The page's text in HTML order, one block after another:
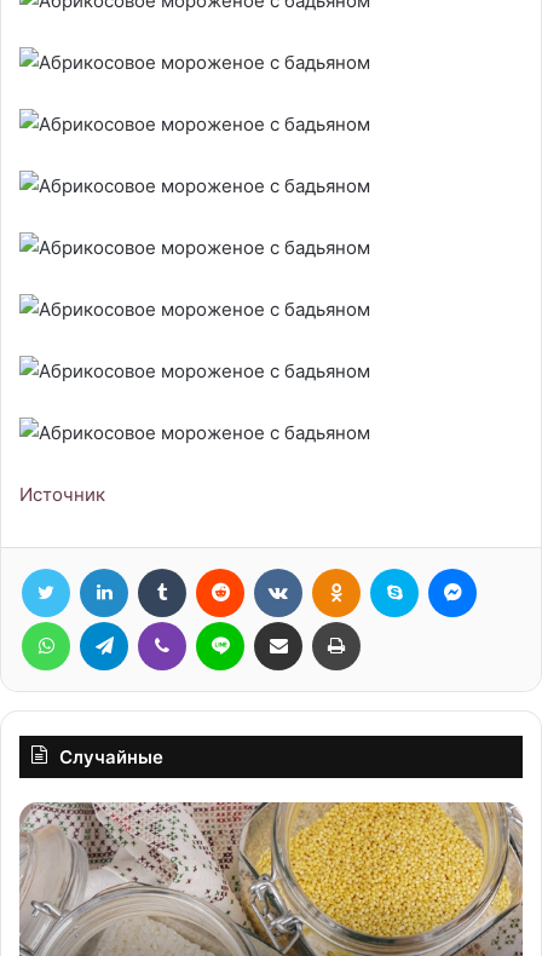
Источник
Twitter LinkedIn Tumblr Reddit ВконтактеОдноклассники
Skype
WhatsAppTelegram Viber Line Поделиться через электронную почту Печатать
Случайные
Как
легко
обезвредить
крупу
от
насекомых:
с